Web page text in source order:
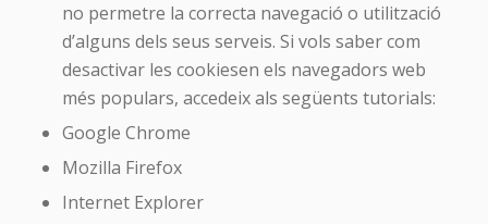
no permetre la correcta navegació o utilització
d’alguns dels seus serveis. Si vols saber com
desactivar les cookiesen els navegadors web
més populars, accedeix als següents tutorials:
Google Chrome
Mozilla Firefox
Internet Explorer